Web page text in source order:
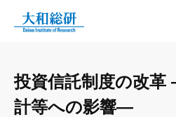
投資信託制度の改
計等への影響—